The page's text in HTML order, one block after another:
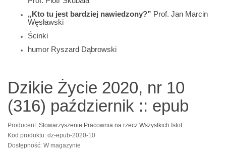
„Kto tu jest bardziej nawiedzony?” Prof. Jan Marcin
Węsławski
Ścinki
humor Ryszard Dąbrowski
Dzikie Życie 2020, nr 10
(316) październik :: epub
Producent: Stowarzyszenie Pracownia na rzecz Wszystkich Istot
Kod produktu: dz-epub-2020-10
Dostępność: W magazynie